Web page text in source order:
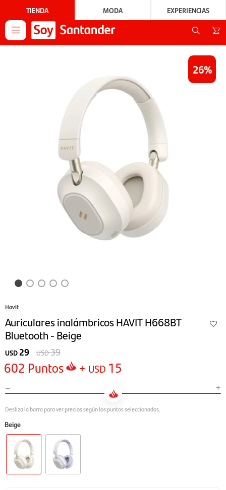
TIENDA MODA EXPERIENCIAS

26
Havit
Auriculares inalámbricos HAVIT H668BT
Bluetooth - Beige
USD 29 USD39
602 Puntos + USD 15
- +
Beige